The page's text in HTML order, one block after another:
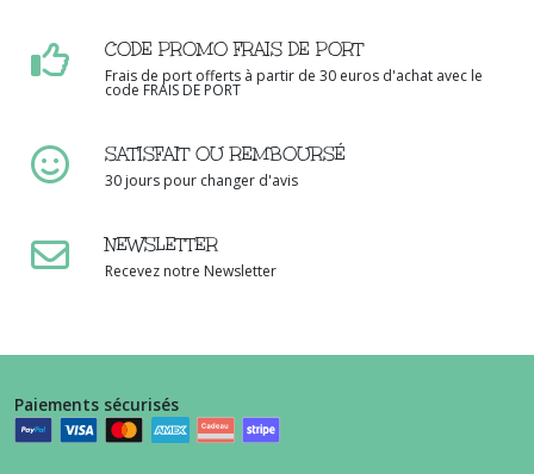
CODE PROMO FRAIS DE PORT
Frais de port offerts à partir de 30 euros d'achat avec le
code FRAIS DE PORT
SATISFAIT OU REMBOURSÉ
30 jours pour changer d'avis
NEWSLETTER
Recevez notre Newsletter
Paiements sécurisés